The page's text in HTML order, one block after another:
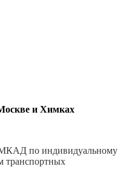
и Химках
по индивидуальному
транспортных